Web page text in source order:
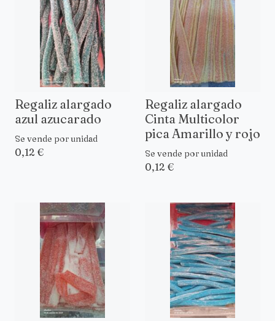
Regaliz alargado
azul azucarado
Se vende por unidad
0,12 €
Regaliz alargado
Cinta Multicolor
pica Amarillo y rojo
Se vende por unidad
0,12 €